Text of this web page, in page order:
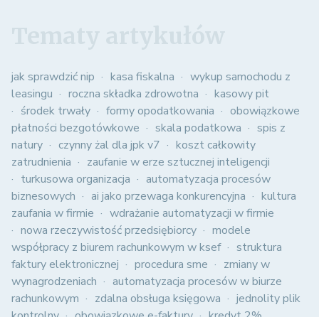
jak sprawdzić nip kasa fiskalna
wykup samochodu z
leasingu
roczna składka zdrowotna
kasowy pit
środek trwały
formy opodatkowania
obowiązkowe
płatności bezgotówkowe
skala podatkowa
spis z
natury
czynny żal dla jpk v7
koszt całkowity
zatrudnienia
zaufanie w erze sztucznej inteligencji
turkusowa organizacja
automatyzacja procesów
biznesowych
ai jako przewaga konkurencyjna
kultura
zaufania w firmie
wdrażanie automatyzacji w firmie
nowa rzeczywistość przedsiębiorcy
modele
współpracy z biurem rachunkowym w ksef
struktura
faktury elektronicznej
procedura sme
zmiany w
wynagrodzeniach
automatyzacja procesów w biurze
rachunkowym
zdalna obsługa księgowa
jednolity plik